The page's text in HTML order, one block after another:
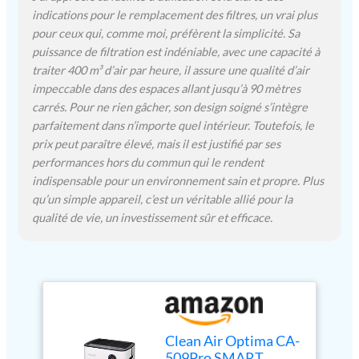
Smart et CA-510Pro Smart
sont à la pointe des
systèmes pour améliorer la
qualité de la pièce. Le
système de filtration très
efficace des deux appareils
nettoie les particules
microfines jusqu'à 0,3
microns (0,3 µm) de l'air
avec une efficacité de
99,97 %. Capteur
intelligent de particules et
purificateur d'air
la qualité de l'air. Le
ventilateur anticipe
automatiquement l'air
ambiant chargé de
particules mesuré par le
indications pour le remplacement des filtres, un vrai plus
pour ceux qui, comme moi, préfèrent la simplicité. Sa
puissance de filtration est indéniable, avec une capacité à
traiter 400 m³ d’air par heure, il assure une qualité d’air
impeccable dans des espaces allant jusqu’à 90 mètres
carrés. Pour ne rien gâcher, son design soigné s’intègre
parfaitement dans n’importe quel intérieur. Toutefois, le
prix peut paraître élevé, mais il est justifié par ses
performances hors du commun qui le rendent
indispensable pour un environnement sain et propre. Plus
qu’un simple appareil, c’est un véritable allié pour la
qualité de vie, un investissement sûr et efficace.
Clean Air Optima CA-